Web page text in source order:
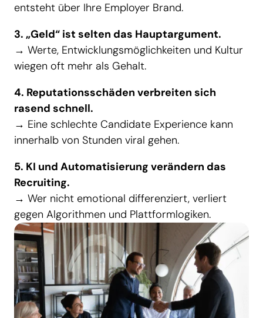
entsteht über Ihre Employer Brand.
3. „Geld“ ist selten das Hauptargument.
→ Werte, Entwicklungsmöglichkeiten und Kultur
wiegen oft mehr als Gehalt.
4. Reputationsschäden verbreiten sich
rasend schnell.
→ Eine schlechte Candidate Experience kann
innerhalb von Stunden viral gehen.
5. KI und Automatisierung verändern das
Recruiting.
→ Wer nicht emotional differenziert, verliert
gegen Algorithmen und Plattformlogiken.